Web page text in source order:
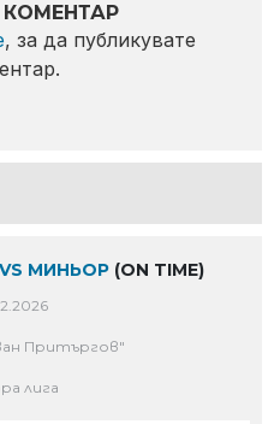
, за да публикувате
МИНЬОР (ON TIME)
Притъргов"
лига